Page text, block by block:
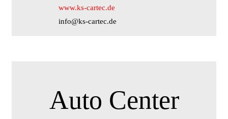
www.ks-cartec.de
info@ks-cartec.de
Auto Center